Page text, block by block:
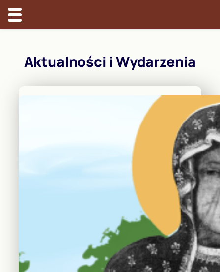
treściAktualności i Wydarzenia